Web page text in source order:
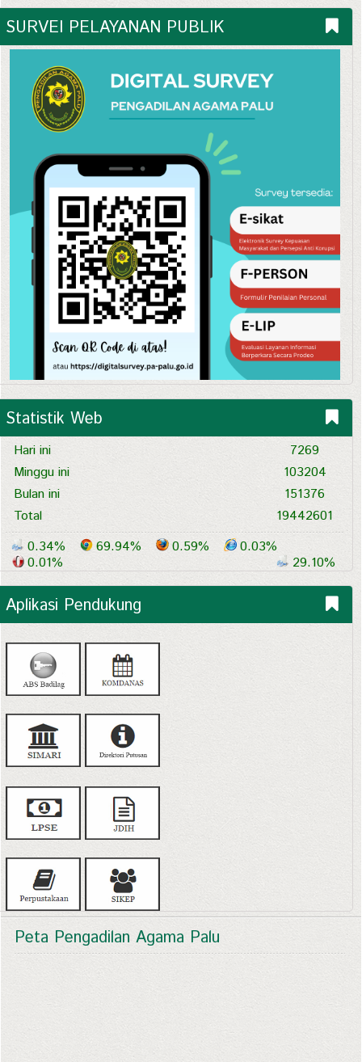
SURVEI PELAYANAN PUBLIK
Statistik Web
Hari ini
Minggu ini
Bulan ini
Total
7269
103204
151376
19442601
0.34%
69.94% 0.59%
0.03%
0.01%
29.10%
Aplikasi Pendukung
Peta Pengadilan Agama Palu